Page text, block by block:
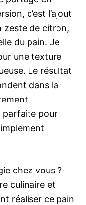
c’est l’ajout
zeste de citron,
du pain. Je
une texture
Le résultat
dans la
parfaite pour
chez vous ?
culinaire et
réaliser ce pain